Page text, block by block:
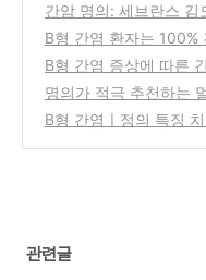
간암 명의: 세브란스 김
사로 남고 싶다!)
(0)
B형 간염 환자는 100%
하는가?
(0)
B형 간염 증상에 따른
명의가 적극 추천하는
B형 간염ㅣ정의 특징
관련글